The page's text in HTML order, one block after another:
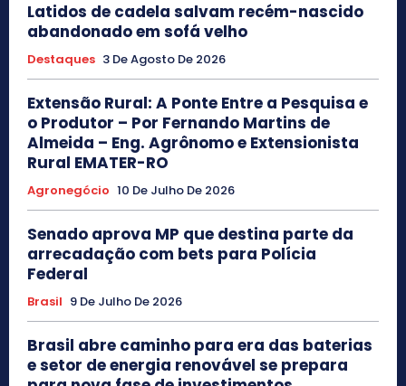
Latidos de cadela salvam recém-nascido
abandonado em sofá velho
Destaques 3 De Agosto De 2026
Extensão Rural: A Ponte Entre a Pesquisa e
o Produtor – Por Fernando Martins de
Almeida – Eng. Agrônomo e Extensionista
Rural EMATER-RO
Agronegócio 10 De Julho De 2026
Senado aprova MP que destina parte da
arrecadação com bets para Polícia
Federal
Brasil 9 De Julho De 2026
Brasil abre caminho para era das baterias
e setor de energia renovável se prepara